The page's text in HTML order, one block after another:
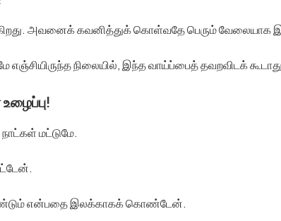
அவனைக் கவனித்துக் கொள்வதே பெரும் வேலையாக
எஞ்சியிருந்த நிலையில், இந்த வாய்ப்பைத் தவறவிடக்
மட்டுமே.
என்பதை இலக்காகக் கொண்டேன்.